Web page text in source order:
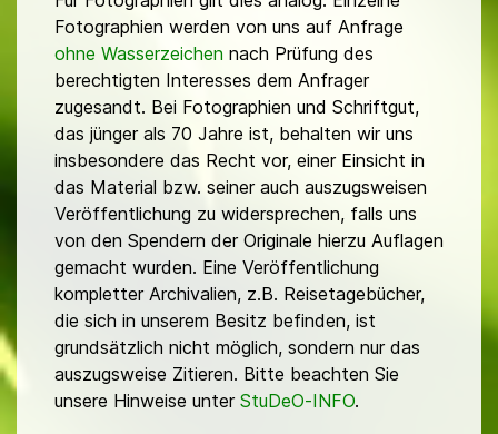
Fotographien werden von uns auf Anfrage
ohne Wasserzeichen nach Prüfung des
berechtigten Interesses dem Anfrager
zugesandt. Bei Fotographien und Schriftgut,
das jünger als 70 Jahre ist, behalten wir uns
insbesondere das Recht vor, einer Einsicht in
das Material bzw. seiner auch auszugsweisen
Veröffentlichung zu widersprechen, falls uns
von den Spendern der Originale hierzu Auflagen
gemacht wurden. Eine Veröffentlichung
kompletter Archivalien, z.B. Reisetagebücher,
die sich in unserem Besitz befinden, ist
grundsätzlich nicht möglich, sondern nur das
auszugsweise Zitieren. Bitte beachten Sie
unsere Hinweise unter StuDeO-INFO.